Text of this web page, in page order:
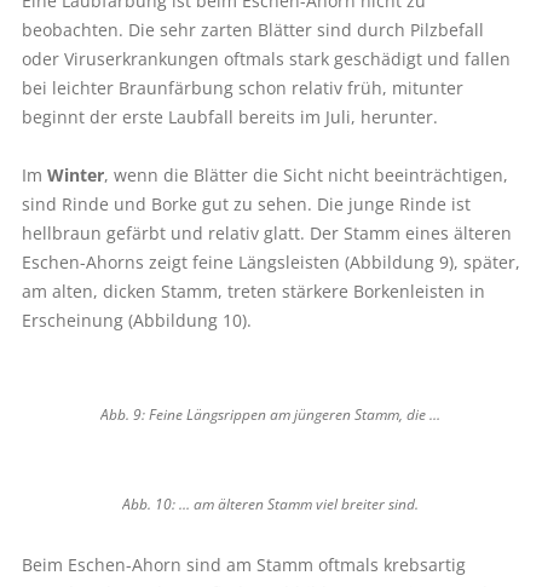
beobachten. Die sehr zarten Blätter sind durch Pilzbefall
oder Viruserkrankungen oftmals stark geschädigt und fallen
bei leichter Braunfärbung schon relativ früh, mitunter
beginnt der erste Laubfall bereits im Juli, herunter.
Im Winter, wenn die Blätter die Sicht nicht beeinträchtigen,
sind Rinde und Borke gut zu sehen. Die junge Rinde ist
hellbraun gefärbt und relativ glatt. Der Stamm eines älteren
Eschen-Ahorns zeigt feine Längsleisten (Abbildung 9), später,
am alten, dicken Stamm, treten stärkere Borkenleisten in
Erscheinung (Abbildung 10).
Abb. 9: Feine Längsrippen am jüngeren Stamm, die …
Abb. 10: … am älteren Stamm viel breiter sind.
Beim Eschen-Ahorn sind am Stamm oftmals krebsartig